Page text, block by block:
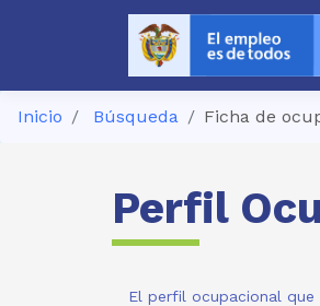
Inicio Búsqueda Ficha de
Perfil
El perfil ocupacional